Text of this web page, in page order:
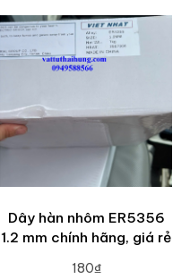
Dây hàn nhôm ER5356
1.2 mm chính hãng, giá rẻ
180₫